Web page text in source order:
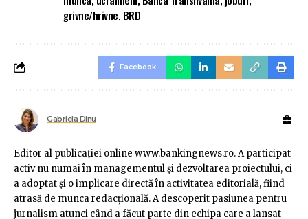
grivne/hrivne, BRD
Facebook
Gabriela Dinu
Editor al publicaţiei online www.bankingnews.ro. A participat
activ nu numai în managementul şi dezvoltarea proiectului, ci
a adoptat şi o implicare directă în activitatea editorială, fiind
atrasă de munca redacţională. A descoperit pasiunea pentru
jurnalism atunci când a făcut parte din echipa care a lansat